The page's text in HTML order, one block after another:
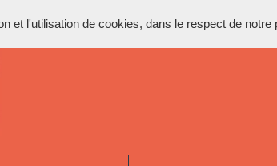
et l'utilisation de cookies, dans le respect de